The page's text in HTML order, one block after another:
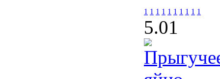
1 1 1 1 1 1 1 1 1 1
5.01